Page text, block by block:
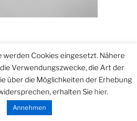
Cookies eingesetzt. Nähere
Verwendungszwecke, die Art der
über die Möglichkeiten der Erhebung
erhalten Sie hier.
Annehmen